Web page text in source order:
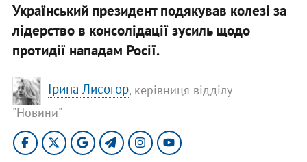
Український президент подякував колезі за
лідерство в консолідації зусиль щодо
протидії нападам Росії.
Ірина Лисогор, керівниця відділу
"Новини"